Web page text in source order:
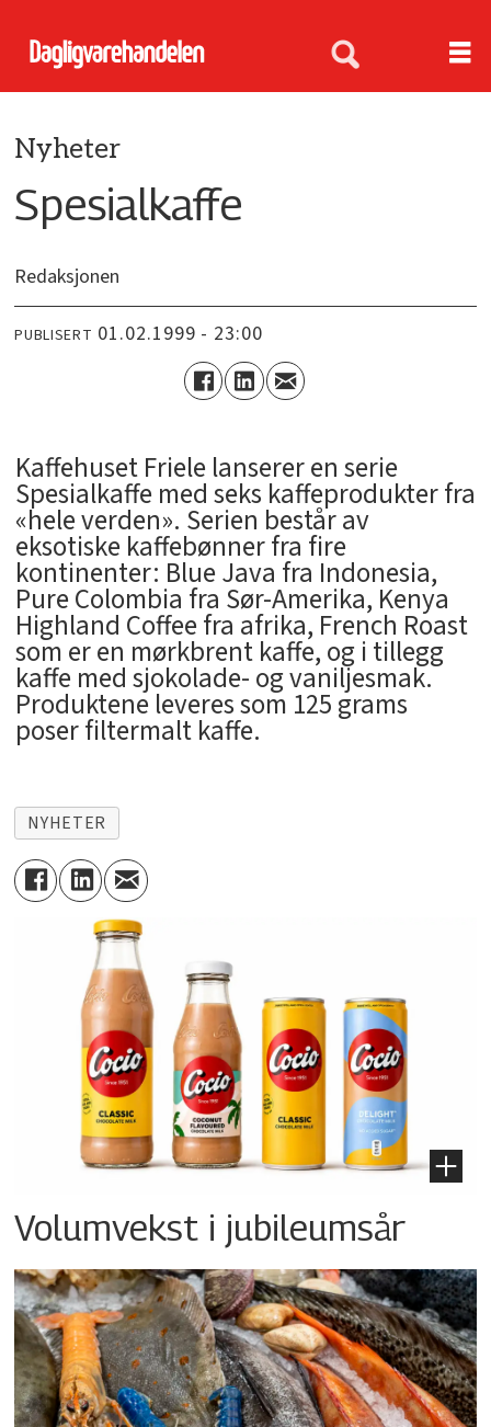
Nyheter
Spesialkaffe
Redaksjonen
PUBLISERT 01.02.1999 - 23:00
Kaffehuset Friele lanserer en serie
Spesialkaffe med seks kaffeprodukter fra
«hele verden». Serien består av
eksotiske kaffebønner fra fire
kontinenter: Blue Java fra Indonesia,
Pure Colombia fra Sør-Amerika, Kenya
Highland Coffee fra afrika, French Roast
som er en mørkbrent kaffe, og i tillegg
kaffe med sjokolade- og vaniljesmak.
Produktene leveres som 125 grams
poser filtermalt kaffe.
NYHETER
Volumvekst i jubileumsår